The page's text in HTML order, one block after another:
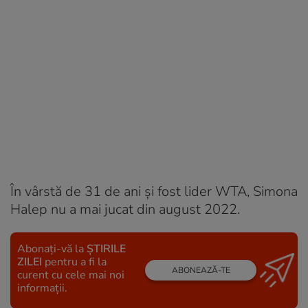
În vârstă de 31 de ani și fost lider WTA, Simona
Halep nu a mai jucat din august 2022.
Abonați-vă la ȘTIRILE
ZILEI pentru a fi la
curent cu cele mai noi
informații.
ABONEAZĂ-TE